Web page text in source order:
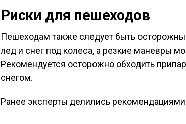
Риски для пешеходов
Пешеходам также следует быть
лед и снег под колеса, а резкие маневры
Рекомендуется осторожно обходить
снегом.
Ранее эксперты делились